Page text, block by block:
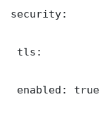
security:
tls:
enabled: true